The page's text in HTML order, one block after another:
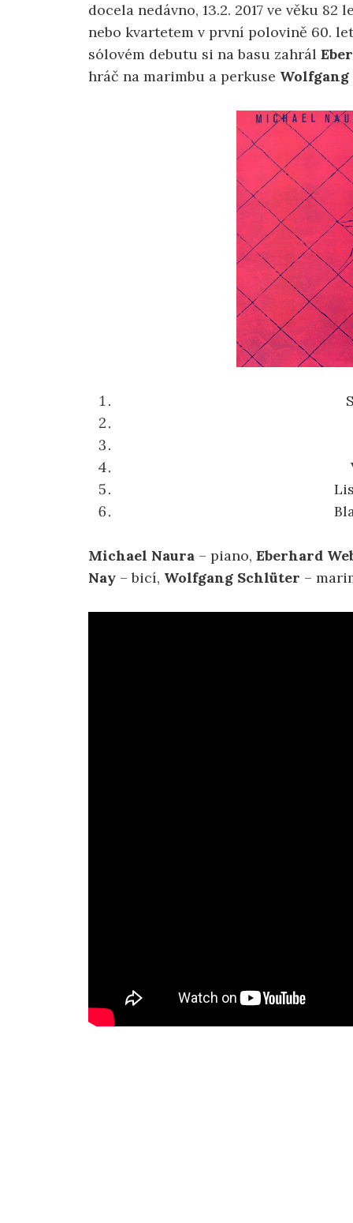
docela nedávno, 13.2. 2017 ve věku
nebo kvartetem v první polovině 60.
sólovém debutu si na basu zahrál
hráč na marimbu a perkuse
Michael Naura – piano, Eberhard
Nay – bicí, Wolfgang Schlüter –